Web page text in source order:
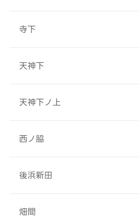
寺下
天神下
天神下ノ上
西ノ脇
後浜新田
畑間